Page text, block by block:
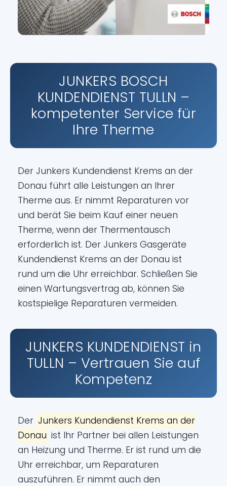
JUNKERS BOSCH
KUNDENDIENST TULLN –
kompetenter Service für
Ihre Therme
Der Junkers Kundendienst Krems an der
Donau führt alle Leistungen an Ihrer
Therme aus. Er nimmt Reparaturen vor
und berät Sie beim Kauf einer neuen
Therme, wenn der Thermentausch
erforderlich ist. Der Junkers Gasgeräte
Kundendienst Krems an der Donau ist
rund um die Uhr erreichbar. Schließen Sie
einen Wartungsvertrag ab, können Sie
kostspielige Reparaturen vermeiden.
JUNKERS KUNDENDIENST in
TULLN – Vertrauen Sie auf
Kompetenz
Der Junkers Kundendienst Krems an der
Donau ist Ihr Partner bei allen Leistungen
an Heizung und Therme. Er ist rund um die
Uhr erreichbar, um Reparaturen
auszuführen. Er nimmt auch den